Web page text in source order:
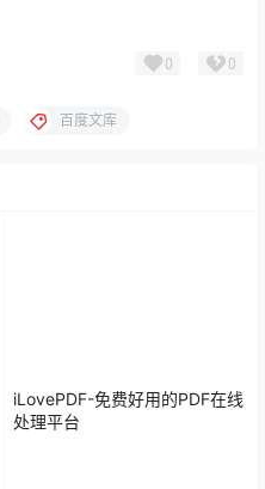
0 0
百度文库
iLovePDF-免费好用的PDF在线
处理平台